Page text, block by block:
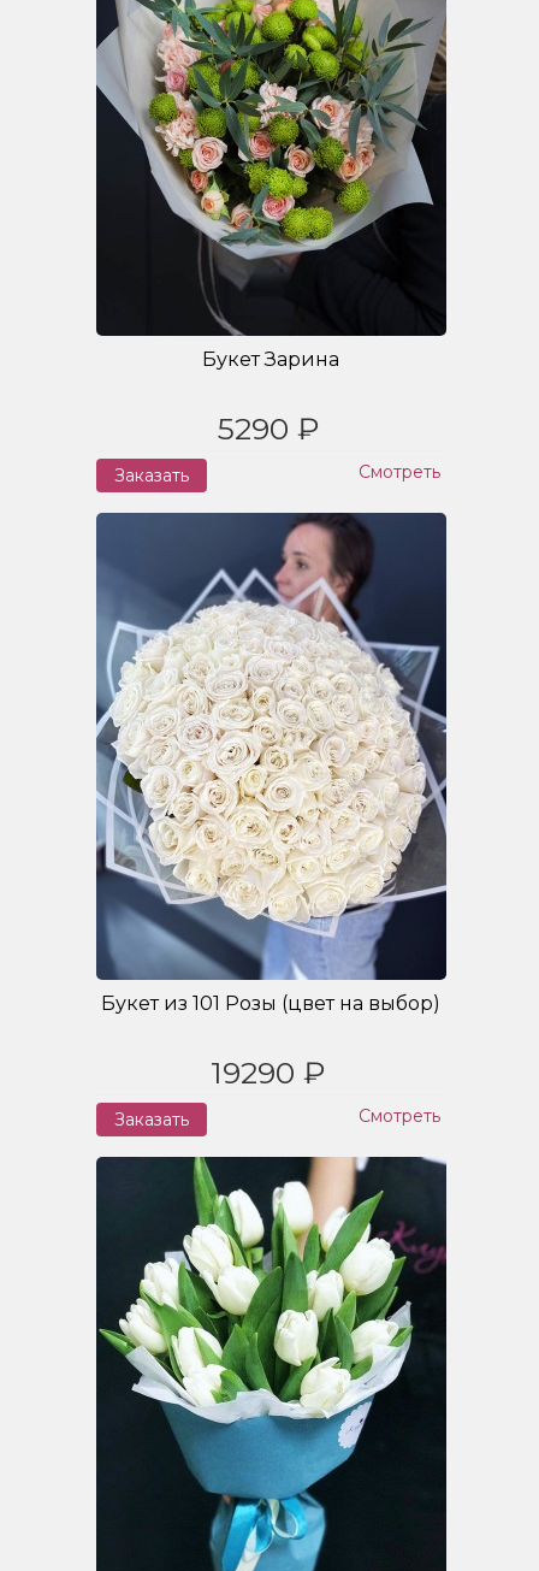
Букет Зарина
5290 ₽
Заказать Смотреть
Букет из 101 Розы (цвет на выбор)
19290 ₽
Заказать Смотреть